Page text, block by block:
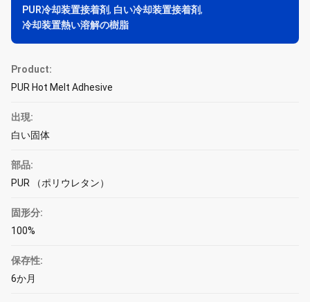
PUR冷却装置接着剤, 白い冷却装置接着剤,
冷却装置熱い溶解の樹脂
Product:
PUR Hot Melt Adhesive
出現:
白い固体
部品:
PUR （ポリウレタン）
固形分:
100%
保存性:
6か月